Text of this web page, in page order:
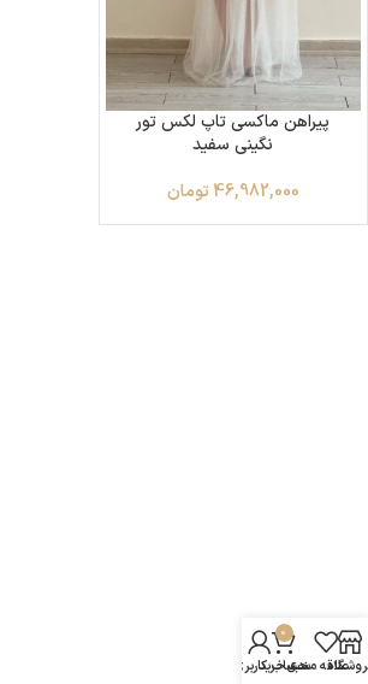
پیراهن ماکسی تاپ لکس تور
نگینی سفید
46,982,000 تومان
علاقه مندی
0
سبد خرید
حساب کاربری من